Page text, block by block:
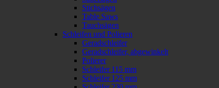
Stichsägen
Table Saws
Tauchsägen
Schleifen und Polieren
Geradschleifer
Geradschleifer, abgewinkelt
Polierer
Schleifer 115 mm
Schleifer 125 mm